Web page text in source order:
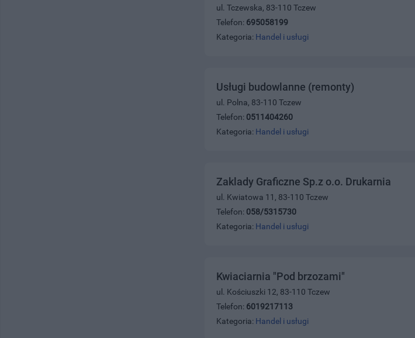
ul. Tczewska, 83-110 Tczew
Telefon: 695058199
Kategoria: Handel i usługi
Usługi budowlanne (remonty)
ul. Polna, 83-110 Tczew
Telefon: 0511404260
Kategoria: Handel i usługi
Zaklady Graficzne Sp.z o.o. Drukarnia
ul. Kwiatowa 11, 83-110 Tczew
Telefon: 058/5315730
Kategoria: Handel i usługi
Kwiaciarnia "Pod brzozami"
ul. Kościuszki 12, 83-110 Tczew
Telefon: 6019217113
Kategoria: Handel i usługi